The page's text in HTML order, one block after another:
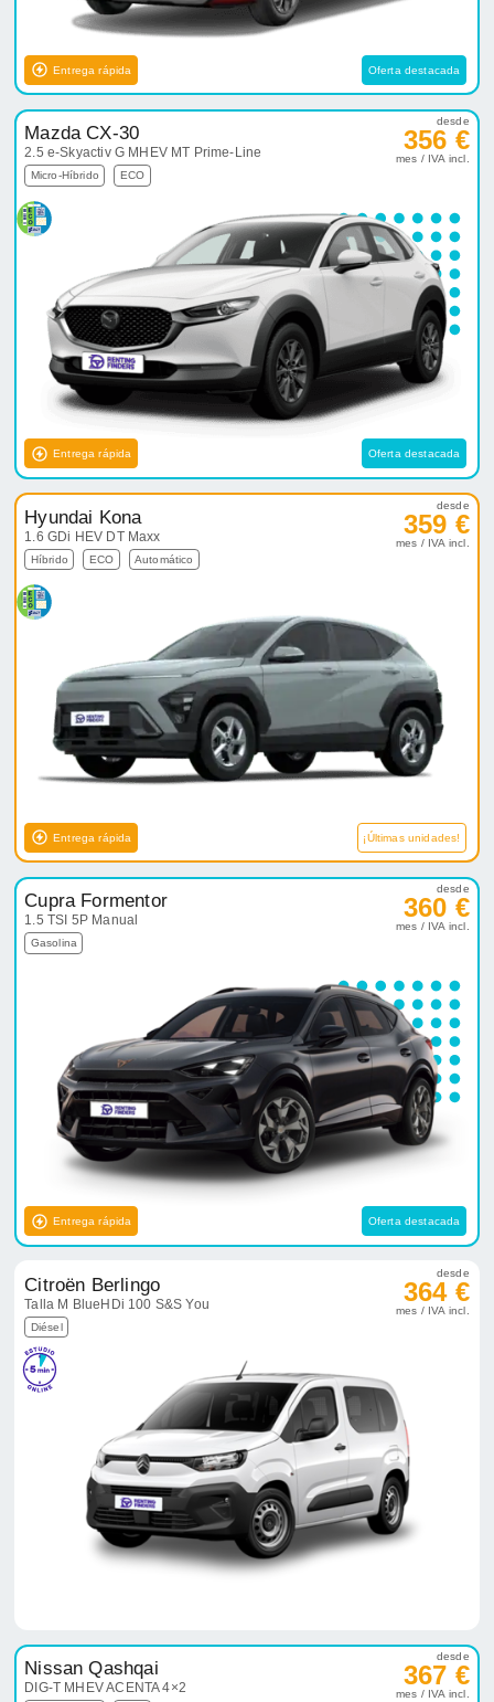
Entrega rápida Oferta destacada
Mazda CX-30
2.5 e-Skyactiv G MHEV MT Prime-Line
Micro-Híbrido ECO
desde
356 €
mes / IVA incl.
Entrega rápida Oferta destacada
Hyundai Kona
1.6 GDi HEV DT Maxx
Híbrido ECO Automático
desde
359 €
mes / IVA incl.
Entrega rápida ¡Últimas unidades!
Cupra Formentor
1.5 TSI 5P Manual
Gasolina
desde
360 €
mes / IVA incl.
Entrega rápida Oferta destacada
Citroën Berlingo
Talla M BlueHDi 100 S&S You
Diésel
desde
364 €
mes / IVA incl.
Nissan Qashqai
DIG-T MHEV ACENTA 4×2
desde
367 €
mes / IVA incl.